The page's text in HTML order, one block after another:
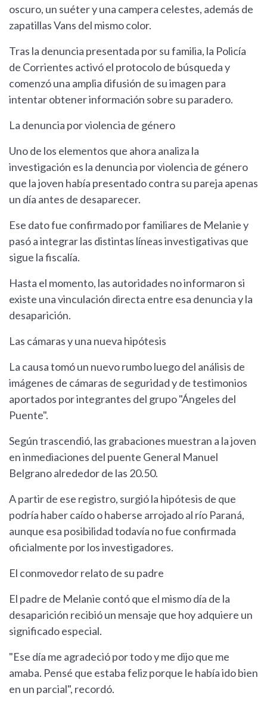
oscuro, un suéter y una campera celestes, además de
zapatillas Vans del mismo color.
Tras la denuncia presentada por su familia, la Policía
de Corrientes activó el protocolo de búsqueda y
comenzó una amplia difusión de su imagen para
intentar obtener información sobre su paradero.
La denuncia por violencia de género
Uno de los elementos que ahora analiza la
investigación es la denuncia por violencia de género
que la joven había presentado contra su pareja apenas
un día antes de desaparecer.
Ese dato fue confirmado por familiares de Melanie y
pasó a integrar las distintas líneas investigativas que
sigue la fiscalía.
Hasta el momento, las autoridades no informaron si
existe una vinculación directa entre esa denuncia y la
desaparición.
Las cámaras y una nueva hipótesis
La causa tomó un nuevo rumbo luego del análisis de
imágenes de cámaras de seguridad y de testimonios
aportados por integrantes del grupo "Ángeles del
Puente".
Según trascendió, las grabaciones muestran a la joven
en inmediaciones del puente General Manuel
Belgrano alrededor de las 20.50.
A partir de ese registro, surgió la hipótesis de que
podría haber caído o haberse arrojado al río Paraná,
aunque esa posibilidad todavía no fue confirmada
oficialmente por los investigadores.
El conmovedor relato de su padre
El padre de Melanie contó que el mismo día de la
desaparición recibió un mensaje que hoy adquiere un
significado especial.
"Ese día me agradeció por todo y me dijo que me
amaba. Pensé que estaba feliz porque le había ido bien
en un parcial", recordó.